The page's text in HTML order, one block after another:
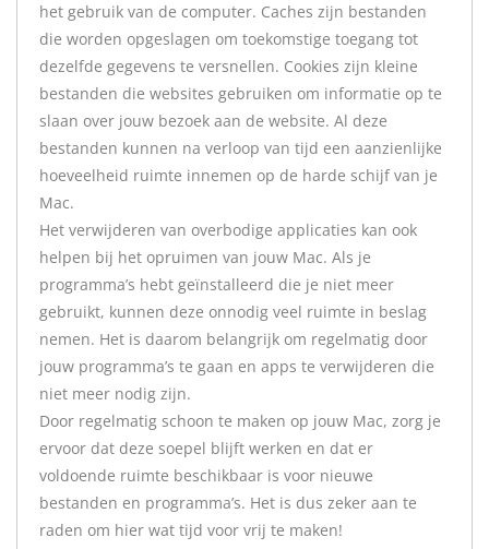
het gebruik van de computer. Caches zijn bestanden
die worden opgeslagen om toekomstige toegang tot
dezelfde gegevens te versnellen. Cookies zijn kleine
bestanden die websites gebruiken om informatie op te
slaan over jouw bezoek aan de website. Al deze
bestanden kunnen na verloop van tijd een aanzienlijke
hoeveelheid ruimte innemen op de harde schijf van je
Mac.
Het verwijderen van overbodige applicaties kan ook
helpen bij het opruimen van jouw Mac. Als je
programma’s hebt geïnstalleerd die je niet meer
gebruikt, kunnen deze onnodig veel ruimte in beslag
nemen. Het is daarom belangrijk om regelmatig door
jouw programma’s te gaan en apps te verwijderen die
niet meer nodig zijn.
Door regelmatig schoon te maken op jouw Mac, zorg je
ervoor dat deze soepel blijft werken en dat er
voldoende ruimte beschikbaar is voor nieuwe
bestanden en programma’s. Het is dus zeker aan te
raden om hier wat tijd voor vrij te maken!